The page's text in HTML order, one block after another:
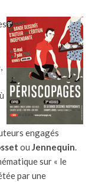
engagés
ou Jennequin.
sur « le
par une